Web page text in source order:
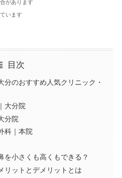
があります
います
目次
分のおすすめ人気クリニック・
大分院
分院
科｜本院
を小さくも高くもできる？
リットとデメリットとは